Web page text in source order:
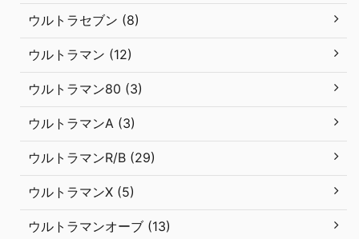
ウルトラセブン (8)
ウルトラマン (12)
ウルトラマン80 (3)
ウルトラマンA (3)
ウルトラマンR/B (29)
ウルトラマンX (5)
ウルトラマンオーブ (13)